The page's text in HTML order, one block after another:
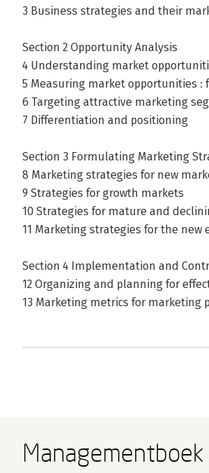
3 Business strategies and their
Section 2 Opportunity Analysis
4 Understanding market
5 Measuring market opportunities
6 Targeting attractive marketing
7 Differentiation and positioning
Section 3 Formulating Marketing
8 Marketing strategies for new
9 Strategies for growth markets
10 Strategies for mature and
11 Marketing strategies for the new
Section 4 Implementation and
12 Organizing and planning for
13 Marketing metrics for marketing